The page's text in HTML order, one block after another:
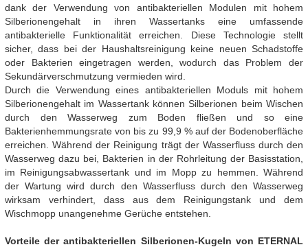
dank der Verwendung von antibakteriellen Modulen mit hohem
Silberionengehalt in ihren Wassertanks eine umfassende
antibakterielle Funktionalität erreichen. Diese Technologie stellt
sicher, dass bei der Haushaltsreinigung keine neuen Schadstoffe
oder Bakterien eingetragen werden, wodurch das Problem der
Sekundärverschmutzung vermieden wird.
Durch die Verwendung eines antibakteriellen Moduls mit hohem
Silberionengehalt im Wassertank können Silberionen beim Wischen
durch den Wasserweg zum Boden fließen und so eine
Bakterienhemmungsrate von bis zu 99,9 % auf der Bodenoberfläche
erreichen. Während der Reinigung trägt der Wasserfluss durch den
Wasserweg dazu bei, Bakterien in der Rohrleitung der Basisstation,
im Reinigungsabwassertank und im Mopp zu hemmen. Während
der Wartung wird durch den Wasserfluss durch den Wasserweg
wirksam verhindert, dass aus dem Reinigungstank und dem
Wischmopp unangenehme Gerüche entstehen.
Vorteile der antibakteriellen Silberionen-Kugeln von ETERNAL